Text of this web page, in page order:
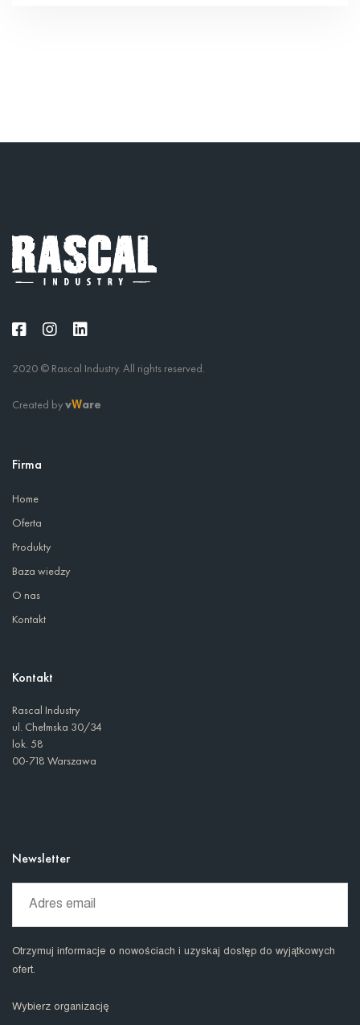
2020 © Rascal Industry. All rights reserved.
Created byvWare
Firma
Home
Oferta
Produkty
Baza wiedzy
O nas
Kontakt
Kontakt
Rascal Industry
ul. Chełmska 30/34
lok. 58
00-718 Warszawa
Newsletter
Otrzymuj informacje o nowościach i uzyskaj dostęp do wyjątkowych
ofert.
Wybierz organizację